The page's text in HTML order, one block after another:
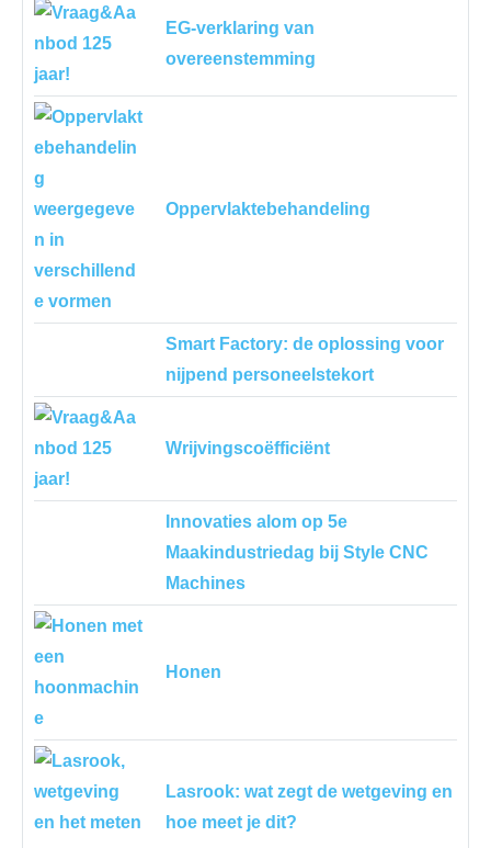
EG-verklaring van
overeenstemming
Oppervlaktebehandeling
Smart Factory: de oplossing voor
nijpend personeelstekort
Wrijvingscoëfficiënt
Innovaties alom op 5e
Maakindustriedag bij Style CNC
Machines
Honen
Lasrook: wat zegt de wetgeving en
hoe meet je dit?